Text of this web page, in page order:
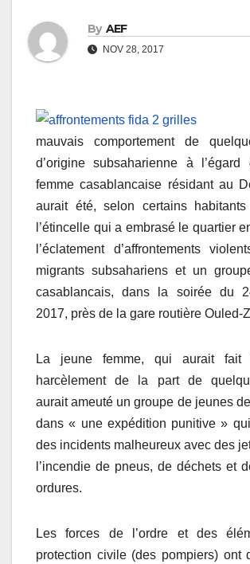
By AEF
NOV 28, 2017
mauvais comportement de
d’origine subsaharienne à l’égard
femme casablancaise résidant au
aurait été, selon certains
l’étincelle qui a embrasé le quartier
l’éclatement d’affrontements
migrants subsahariens et un
casablancais, dans la soirée du
2017, près de la gare routière Ouled-
La jeune femme, qui aurait fait
harcèlement de la part de
aurait ameuté un groupe de jeunes
dans « une expédition punitive »
des incidents malheureux avec des
l’incendie de pneus, de déchets et
ordures.
Les forces de l’ordre et des
protection civile (des pompiers) ont